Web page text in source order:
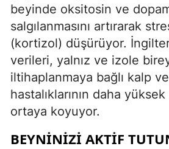
beyinde oksitosin ve
salgılanmasını artırarak
(kortizol) düşürüyor.
verileri, yalnız ve izole
iltihaplanmaya bağlı kalp
hastalıklarının daha
ortaya koyuyor.
BEYNINIZI AKTIF